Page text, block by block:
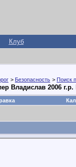
Клуб
> Безопасность > Поиск
Владислав 2006 г.р.